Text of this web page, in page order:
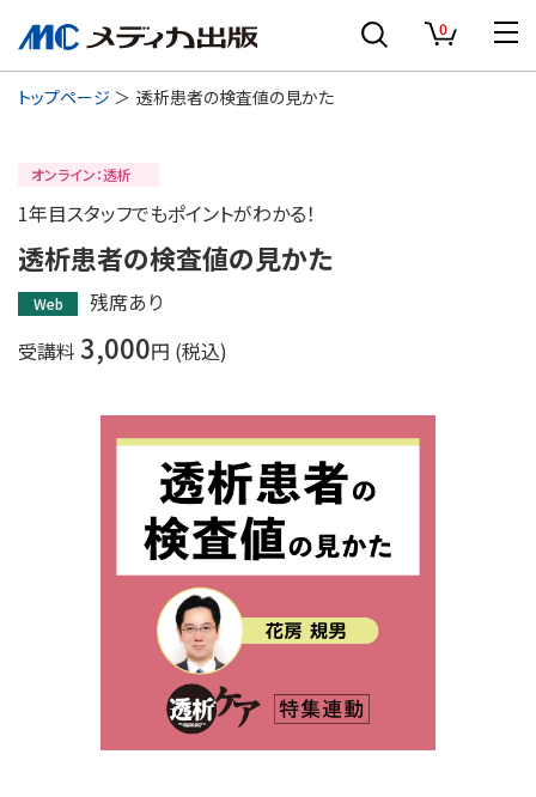
0
トップページ 透析患者の検査値の見かた
オンライン：透析
1年目スタッフでもポイントがわかる！
透析患者の検査値の見かた
Web
残席あり
受講料 3,000円 (税込)